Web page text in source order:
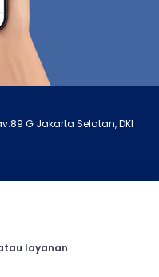
layanan
G Jakarta Selatan, DKI
Bengkel